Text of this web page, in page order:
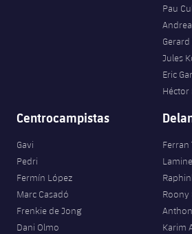
Pau
Jules
Eric
Héctor
Centrocampistas
Gavi
Pedri
Fermín López
Marc Casadó
Frenkie de Jong
Dani Olmo
Ferran
Roony
Karim